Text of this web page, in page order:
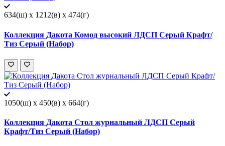
634(ш) x 1212(в) x 474(г)
Коллекция Дакота Комод высокий ЛДСП Серый Крафт/
Тиз Серый (Набор)
1050(ш) x 450(в) x 664(г)
Коллекция Дакота Стол журнальный ЛДСП Серый
Крафт/Тиз Серый (Набор)